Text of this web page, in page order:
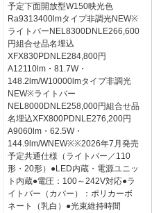
予定下面開放型W150映光色
Ra9313400lmタイプ非調光NEW※
ライトバーNEL8300DNLE266,600
円組合せ品名埋込
XFX830PDNLE284,800円
A12110lm・81.7W・
148.2lm/W10000lmタイプ非調光
NEW※ライトバー
NEL8000DNLE258,000円組合せ品
名埋込XFX800PDNLE276,200円
A9060lm・62.5W・
144.9lm/WNEW※※2026年7月発売
予定共通仕様（ライトバー／110
形・20形）●LED内蔵・電源ユニッ
ト内蔵●電圧：100～242V対応●ラ
イトバー（カバー）：ポリカーボ
ネート（乳白）●光束維持時間